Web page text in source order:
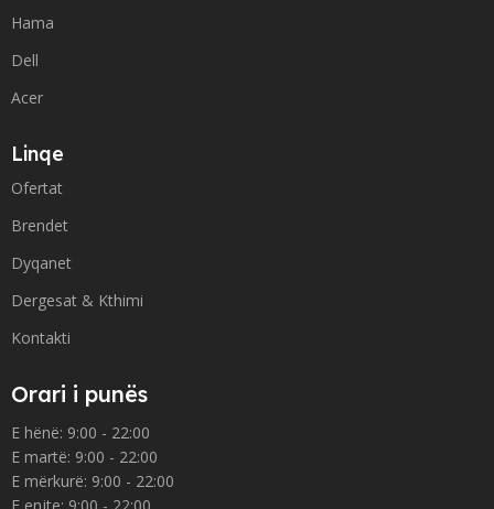
Hama
Dell
Acer
Linqe
Ofertat
Brendet
Dyqanet
Dergesat & Kthimi
Kontakti
Orari i punës
E hënë: 9:00 - 22:00
E martë: 9:00 - 22:00
E mërkurë: 9:00 - 22:00
E enjte: 9:00 - 22:00